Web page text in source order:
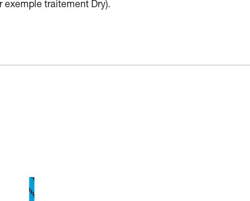
exemple traitement Dry).